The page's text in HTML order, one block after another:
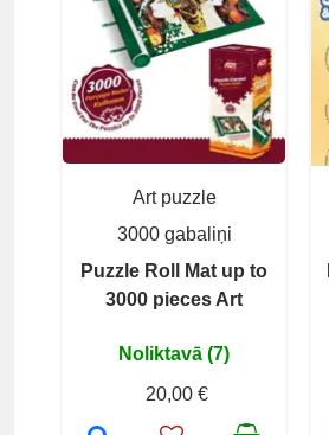
Art puzzle
3000 gabaliņi
Puzzle Roll Mat up to
3000 pieces Art
Noliktavā (7)
20,00 €